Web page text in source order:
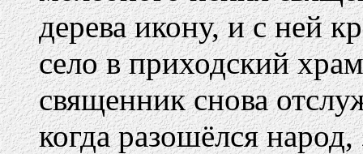
дерева икону, и с ней
село в приходский
священник снова
когда разошёлся